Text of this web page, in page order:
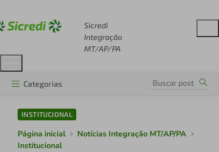
Sicredi
Integração
MT/AP/PA
Categorias
INSTITUCIONAL
Página inicial
Notícias Integração MT/AP/PA
Institucional